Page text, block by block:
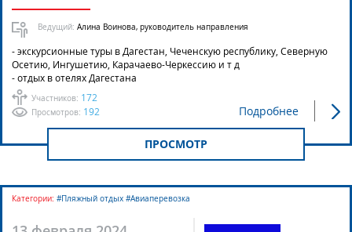
Участников: 172
Просмотров: 192
Ведущий: Алина Воинова, руководитель направления
- экскурсионные туры в Дагестан, Чеченскую республику, Северную
Осетию, Ингушетию, Карачаево-Черкессию и т д
- отдых в отелях Дагестана
Подробнее
ПРОСМОТР
Категории: #Пляжный отдых #Авиаперевозка